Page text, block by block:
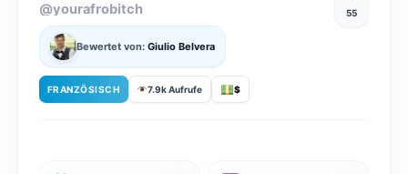
@yourafrobitch
Bewertet von: Giulio Belvera
FRANZÖSISCH 7.9k Aufrufe $
55